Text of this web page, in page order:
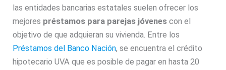
las entidades bancarias estatales suelen ofrecer los
mejores préstamos para parejas jóvenes con el
objetivo de que adquieran su vivienda. Entre los
Préstamos del Banco Nación, se encuentra el crédito
hipotecario UVA que es posible de pagar en hasta 20